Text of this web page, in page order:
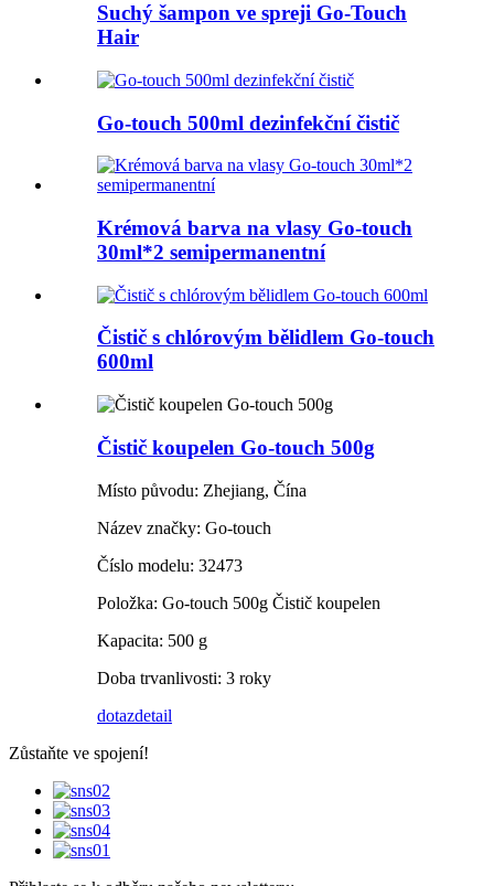
Suchý šampon ve spreji Go-Touch
Hair
Go-touch 500ml dezinfekční čistič
Krémová barva na vlasy Go-touch
30ml*2 semipermanentní
Čistič s chlórovým bělidlem Go-touch
600ml
Čistič koupelen Go-touch 500g
Místo původu: Zhejiang, Čína
Název značky: Go-touch
Číslo modelu: 32473
Položka: Go-touch 500g Čistič koupelen
Kapacita: 500 g
Doba trvanlivosti: 3 roky
dotazdetail
Zůstaňte ve spojení!